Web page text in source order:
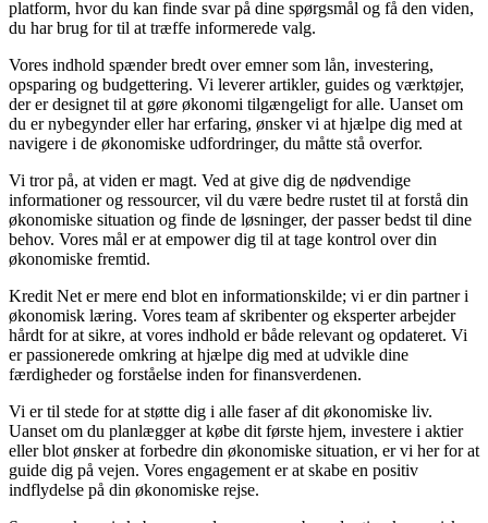
platform, hvor du kan finde svar på dine spørgsmål og få den viden,
du har brug for til at træffe informerede valg.
Vores indhold spænder bredt over emner som lån, investering,
opsparing og budgettering. Vi leverer artikler, guides og værktøjer,
der er designet til at gøre økonomi tilgængeligt for alle. Uanset om
du er nybegynder eller har erfaring, ønsker vi at hjælpe dig med at
navigere i de økonomiske udfordringer, du måtte stå overfor.
Vi tror på, at viden er magt. Ved at give dig de nødvendige
informationer og ressourcer, vil du være bedre rustet til at forstå din
økonomiske situation og finde de løsninger, der passer bedst til dine
behov. Vores mål er at empower dig til at tage kontrol over din
økonomiske fremtid.
Kredit Net er mere end blot en informationskilde; vi er din partner i
økonomisk læring. Vores team af skribenter og eksperter arbejder
hårdt for at sikre, at vores indhold er både relevant og opdateret. Vi
er passionerede omkring at hjælpe dig med at udvikle dine
færdigheder og forståelse inden for finansverdenen.
Vi er til stede for at støtte dig i alle faser af dit økonomiske liv.
Uanset om du planlægger at købe dit første hjem, investere i aktier
eller blot ønsker at forbedre din økonomiske situation, er vi her for at
guide dig på vejen. Vores engagement er at skabe en positiv
indflydelse på din økonomiske rejse.